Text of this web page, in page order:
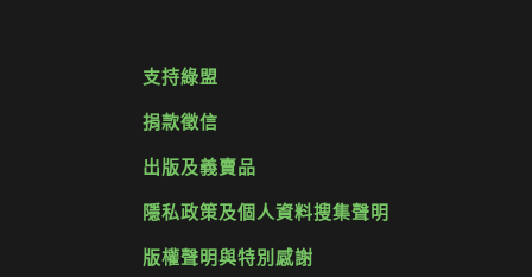
支持綠盟
捐款徵信
出版及義賣品
隱私政策及個人資料搜集聲明
版權聲明與特別感謝